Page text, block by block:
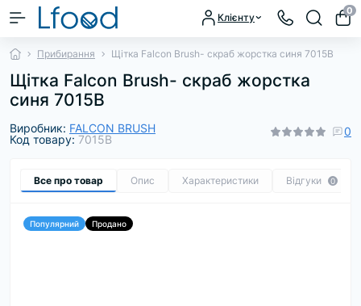
Клієнту
0
Прибирання Щітка Falcon Brush- скраб жорстка синя 7015B
Щітка Falcon Brush- скраб жорстка
синя 7015B
Виробник: FALCON BRUSH
Код товару: 7015B
0
Все про товар Опис Характеристики Відгуки 0
Популярний Продано